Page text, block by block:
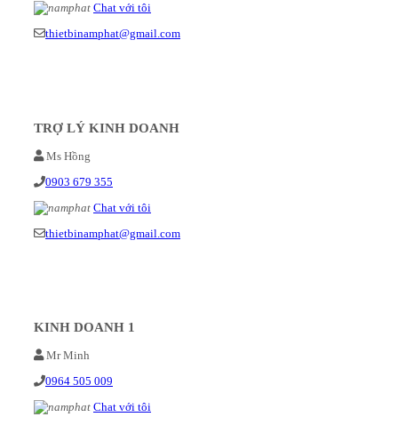
Chat với tôi
thietbinamphat@gmail.com
TRỢ LÝ KINH DOANH
Ms Hồng
0903 679 355
Chat với tôi
thietbinamphat@gmail.com
KINH DOANH 1
Mr Minh
0964 505 009
Chat với tôi